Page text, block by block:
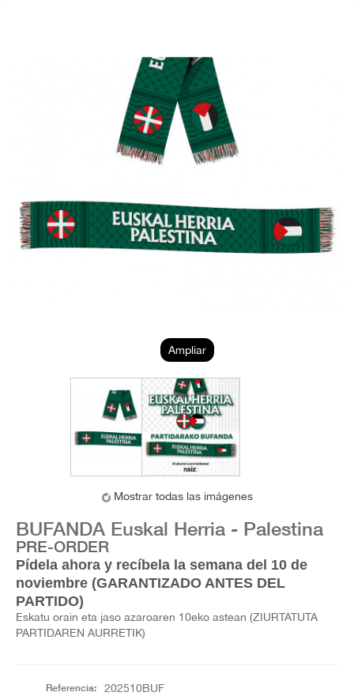
Ampliar
Mostrar todas las imágenes
BUFANDA Euskal Herria - Palestina
PRE-ORDER
Pídela ahora y recíbela la semana del 10 de
noviembre (GARANTIZADO ANTES DEL
PARTIDO)
Eskatu orain eta jaso azaroaren 10eko astean (ZIURTATUTA
PARTIDAREN AURRETIK)
Referencia: 202510BUF